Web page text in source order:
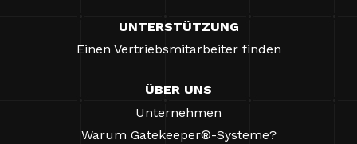
UNTERSTÜTZUNG
Einen Vertriebsmitarbeiter finden
ÜBER UNS
Unternehmen
Warum Gatekeeper®-Systeme?